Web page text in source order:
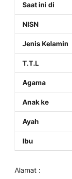
Saat ini di
NISN
Jenis Kelamin
T.T.L
Agama
Anak ke
Ayah
Ibu
Alamat :